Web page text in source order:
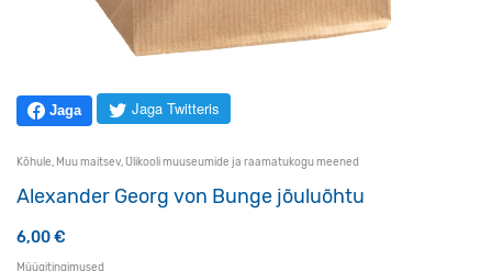
Jaga Jaga Twitteris
Kõhule, Muu maitsev, Ülikooli muuseumide ja raamatukogu meened
Alexander Georg von Bunge jõuluõhtu
6,00€
Müügitingimused